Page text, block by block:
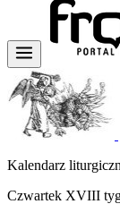
Kalendarz
Czwartek XVIII